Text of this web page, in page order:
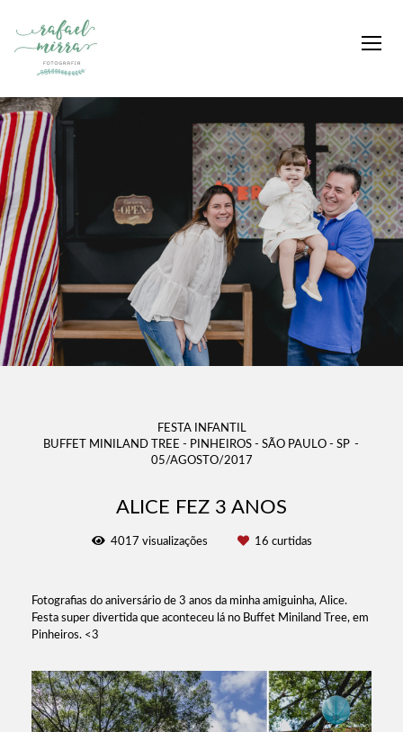
FESTA INFANTIL
BUFFET MINILAND TREE - PINHEIROS - SÃO PAULO - SP
05/AGOSTO/2017
ALICE FEZ 3 ANOS
4017 visualizações 16 curtidas
Fotografias do aniversário de 3 anos da minha amiguinha, Alice.
Festa super divertida que aconteceu lá no Buffet Miniland Tree, em
Pinheiros. <3